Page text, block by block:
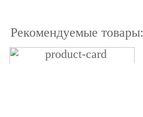
Рекомендуемые товары: